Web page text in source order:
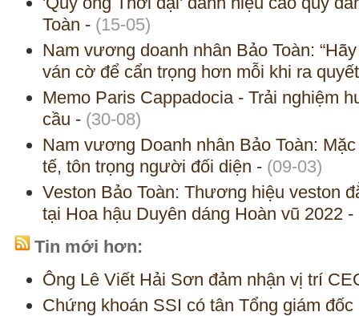
Toàn - (15-05)
Nam vương doanh nhân Bảo Toàn:
ván cờ để cẩn trọng hơn mỗi khi ra
Memo Paris Cappadocia - Trải nghiệm
cầu - (30-08)
Nam vương Doanh nhân Bảo Toàn:
tế, tôn trọng người đối diện - (09-03)
Veston Bảo Toàn: Thương hiệu veston
tại Hoa hậu Duyên dáng Hoàn vũ 2022 -
Tin mới hơn:
Ông Lê Viết Hải Sơn đảm nhận vị trí
Chứng khoán SSI có tân Tổng giám đốc